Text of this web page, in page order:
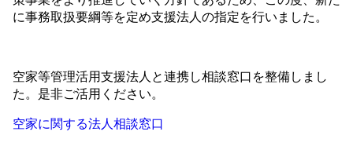
に事務取扱要綱等を定め支援法人の指定を行いました。
空家等管理活用支援法人と連携し相談窓口を整備しまし
た。是非ご活用ください。
空家に関する法人相談窓口